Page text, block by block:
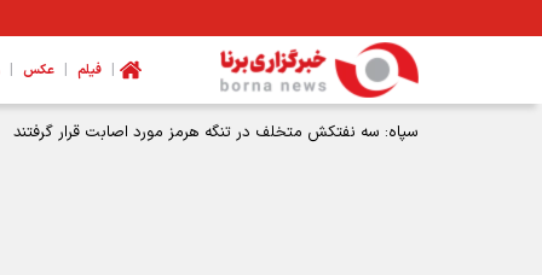
| فیلم | عکس |
سپاه: سه نفتکش متخلف در تنگه هرمز مورد اصابت قرار گرفتند